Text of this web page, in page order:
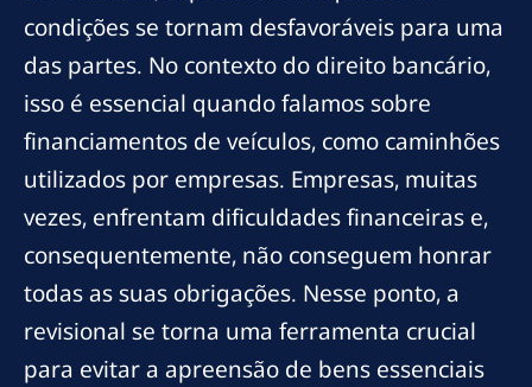
condições se tornam desfavoráveis para uma
das partes. No contexto do direito bancário,
isso é essencial quando falamos sobre
financiamentos de veículos, como caminhões
utilizados por empresas. Empresas, muitas
vezes, enfrentam dificuldades financeiras e,
consequentemente, não conseguem honrar
todas as suas obrigações. Nesse ponto, a
revisional se torna uma ferramenta crucial
para evitar a apreensão de bens essenciais